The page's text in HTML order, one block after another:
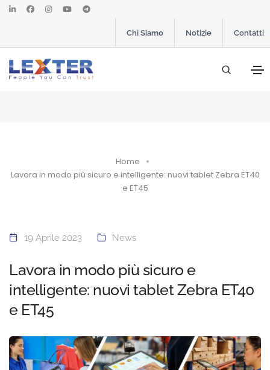
Chi Siamo Notizie Contatti
Home
Lavora in modo più sicuro e intelligente: nuovi tablet Zebra ET40
e ET45
19 Aprile 2023 News
Lavora in modo più sicuro e
intelligente: nuovi tablet Zebra ET40
e ET45